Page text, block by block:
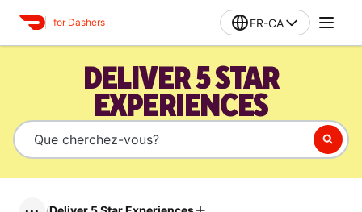
for Dashers FR-CA
DELIVER 5 STAR
EXPERIENCES